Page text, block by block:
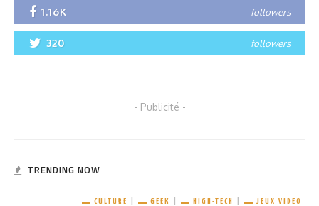
1.16K followers
320 followers
- Publicité -
TRENDING NOW
CULTURE GEEK HIGH-TECH JEUX VIDÉO